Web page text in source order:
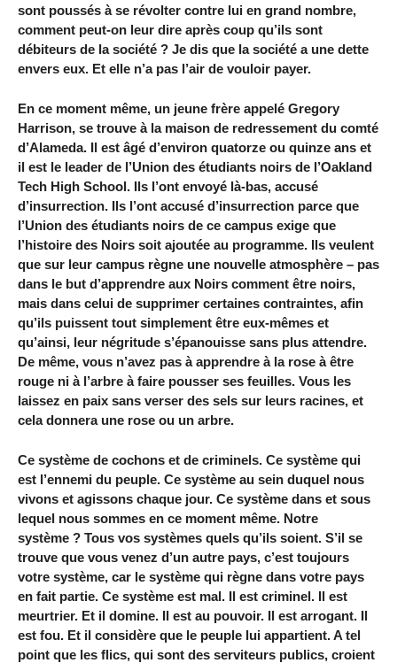
sont poussés à se révolter contre lui en grand nombre,
comment peut-on leur dire après coup qu’ils sont
débiteurs de la société ? Je dis que la société a une dette
envers eux. Et elle n’a pas l’air de vouloir payer.
En ce moment même, un jeune frère appelé Gregory
Harrison, se trouve à la maison de redressement du comté
d’Alameda. Il est âgé d’environ quatorze ou quinze ans et
il est le leader de l’Union des étudiants noirs de l’Oakland
Tech High School. Ils l’ont envoyé là-bas, accusé
d’insurrection. Ils l’ont accusé d’insurrection parce que
l’Union des étudiants noirs de ce campus exige que
l’histoire des Noirs soit ajoutée au programme. Ils veulent
que sur leur campus règne une nouvelle atmosphère – pas
dans le but d’apprendre aux Noirs comment être noirs,
mais dans celui de supprimer certaines contraintes, afin
qu’ils puissent tout simplement être eux-mêmes et
qu’ainsi, leur négritude s’épanouisse sans plus attendre.
De même, vous n’avez pas à apprendre à la rose à être
rouge ni à l’arbre à faire pousser ses feuilles. Vous les
laissez en paix sans verser des sels sur leurs racines, et
cela donnera une rose ou un arbre.
Ce système de cochons et de criminels. Ce système qui
est l’ennemi du peuple. Ce système au sein duquel nous
vivons et agissons chaque jour. Ce système dans et sous
lequel nous sommes en ce moment même. Notre
système ? Tous vos systèmes quels qu’ils soient. S’il se
trouve que vous venez d’un autre pays, c’est toujours
votre système, car le système qui règne dans votre pays
en fait partie. Ce système est mal. Il est criminel. Il est
meurtrier. Et il domine. Il est au pouvoir. Il est arrogant. Il
est fou. Et il considère que le peuple lui appartient. A tel
point que les flics, qui sont des serviteurs publics, croient